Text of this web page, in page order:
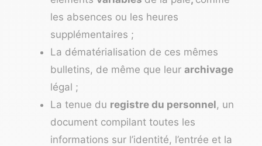
les absences ou les heures
supplémentaires ;
La dématérialisation de ces mêmes
bulletins, de même que leur archivage
légal ;
La tenue du registre du personnel, un
document compilant toutes les
informations sur l’identité, l’entrée et la